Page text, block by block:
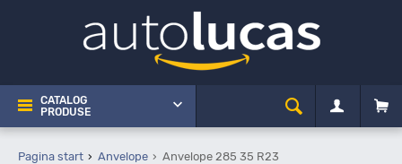
CATALOG
PRODUSE
Pagina start Anvelope Anvelope 285 35 R23